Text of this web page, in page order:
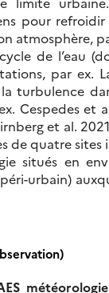
pour refroidir
atmosphère,
de l’eau
par ex.
turbulence
Cespedes et
et al.
de quatre sites
situés en
urbain)
météorologie